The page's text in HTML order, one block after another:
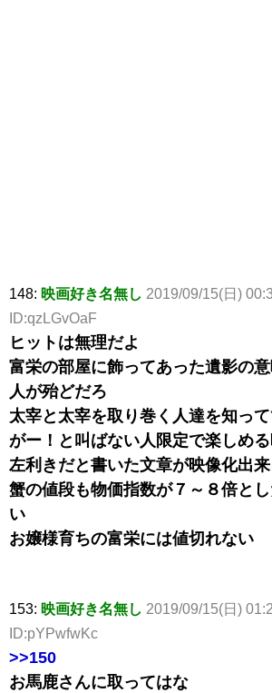
148: 映画好き名無し 2019/09/15(日)
ID:qzLGvOaF
ヒットは無理だよ
富栄の部屋に飾ってあった遺影の
人が殆どだろ
太宰と太宰を取り巻く人達を知っ
がー！と叫ばない人限定で楽しめ
左利きだと書いた文章が映像化出
蟹の値段も物価指数が７～８倍と
い
お嬢様育ちの富栄には値切れない
153: 映画好き名無し 2019/09/15(日)
ID:pYPwfwKc
>>150
お馬鹿さんに取ってはな